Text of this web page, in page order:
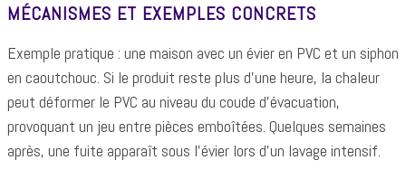
MÉCANISMES ET EXEMPLES CONCRETS
Exemple pratique : une maison avec un évier en PVC et un siphon
en caoutchouc. Si le produit reste plus d’une heure, la chaleur
peut déformer le PVC au niveau du coude d’évacuation,
provoquant un jeu entre pièces emboîtées. Quelques semaines
après, une fuite apparaît sous l’évier lors d’un lavage intensif.